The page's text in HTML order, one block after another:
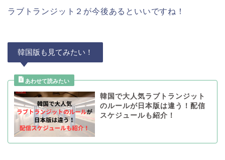
ラブトランジット２が今後あるといいですね！
韓国版も見てみたい！
韓国で大人気ラブトランジット
のルールが日本版は違う！配信
スケジュールも紹介！